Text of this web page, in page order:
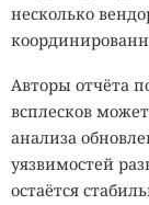
несколько
Авторы отчёта
всплесков
анализа
уязвимостей
остаётся